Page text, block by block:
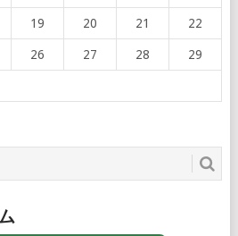
19 20 21 22
26 27 28 29